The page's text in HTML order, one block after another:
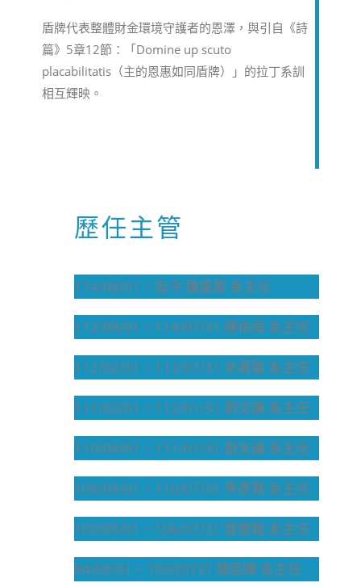
盾牌代表整體財金環境守護者的恩澤，與引自《詩
篇》5章12節：「Domine up scuto
placabilitatis（主的恩惠如同盾牌）」的拉丁系訓
相互輝映。
歷任主管
114/08/01 ~ 迄今 羅盛豐 系主任
112/08/01 ~ 114/07/31 陳佑倫 系主任
112/02/01 ~ 112/07/31 牟萬馨 系主任
111/02/01 ~ 112/01/31 劉文謙 系主任
110/08/01 ~ 111/01/31 劉文謙 系主任
106/08/01 ~ 110/07/31 李彥賢 系主任
100/08/01 ~ 106/07/31 姜樹翰 系主任
94/08/01 ~ 100/07/31 陳若暉 系主任